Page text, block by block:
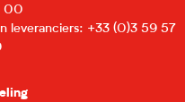
00
leveranciers: +33 (0)3 59 57